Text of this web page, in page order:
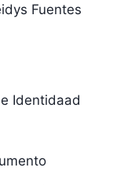
Fuentes
Identidaad